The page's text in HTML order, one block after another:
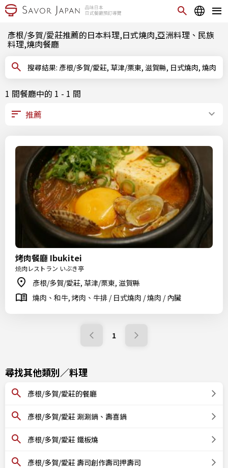
彥根/多賀/愛莊推薦的日本料理,日式燒肉,亞洲料理、民族
料理,燒肉餐廳
搜尋結果: 彥根/多賀/愛莊, 草津/栗東, 滋賀縣, 日式燒肉, 燒肉
1 間餐廳中的 1 - 1 間
烤肉餐廳 Ibukitei
焼肉レストラン いぶき亭
彥根/多賀/愛莊, 草津/栗東, 滋賀縣
燒肉、和牛, 烤肉、牛排 / 日式燒肉 / 燒肉 / 內臟
1
尋找其他類別／料理
彥根/多賀/愛莊的餐廳
彥根/多賀/愛莊 涮涮鍋、壽喜鍋
彥根/多賀/愛莊 鐵板燒
彥根/多賀/愛莊 壽司創作壽司押壽司